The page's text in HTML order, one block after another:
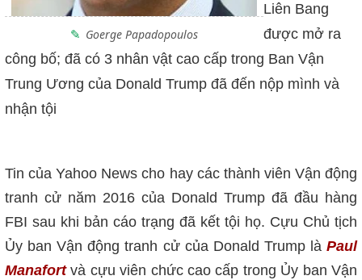
Goerge Papadopoulos
Liên Bang
được mở ra
công bố; đã có 3 nhân vật cao cấp trong Ban Vận
Trung Ương của Donald Trump đã đến nộp mình và
nhận tội
Tin của Yahoo News cho hay các thành viên Vận động
tranh cử năm 2016 của Donald Trump đã đầu hàng
FBI sau khi bản cáo trạng đã kết tội họ. Cựu Chủ tịch
Ủy ban Vận động tranh cử của Donald Trump là Paul
Manafortvà cựu viên chức cao cấp trong Ủy ban Vận